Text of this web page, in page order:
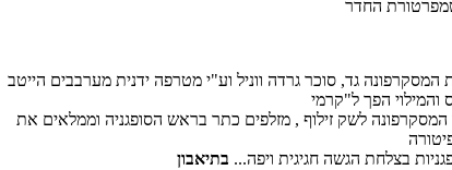
גד, סוכר גרדה ווניל וע"י מטרפה ידנית מערבבים הייטב
המסקרפונה לשק זילוף , מזלפים כתר בראש הסופגניה וממלאים את
בצלחת הגשה חגיגית ויפה...